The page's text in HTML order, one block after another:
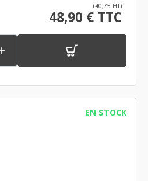
(40,75 HT)
48,90 € TTC
EN STOCK